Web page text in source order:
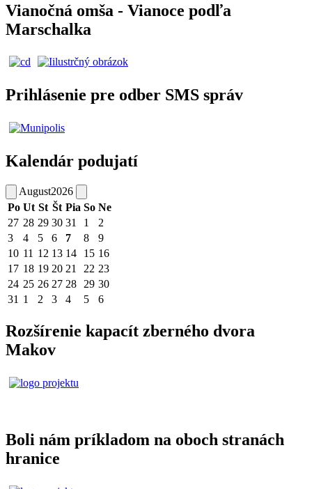
Vianočná omša - Vianoce podľa
Marschalka
Prihlásenie pre odber SMS správ
Kalendár podujatí
August2026
Po Ut St Št Pia So Ne
27 28 29 30 31 1
2
3
4 5 6 7 8
9
10 11 12 13 14 15 16
17 18 19 20 21 22 23
24 25 26 27 28 29 30
31 1 2 3 4 5 6
Rozšírenie kapacít zberného dvora
Makov
Boli nám príkladom na oboch stranách
hranice